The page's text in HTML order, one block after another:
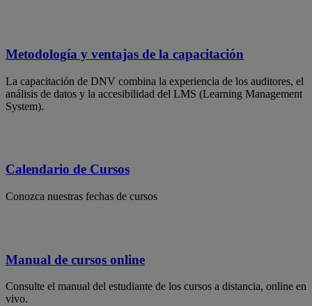
Metodología y ventajas de la capacitación
La capacitación de DNV combina la experiencia de los auditores, el
análisis de datos y la accesibilidad del LMS (Learning Management
System).
Calendario de Cursos
Conozca nuestras fechas de cursos
Manual de cursos online
Consulte el manual del estudiante de los cursos a distancia, online en
vivo.